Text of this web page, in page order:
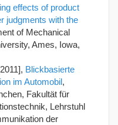
effects of product
judgments with the
of Mechanical
Ames, Iowa,
Blickbasierte
im Automobil,
Fakultät für
Lehrstuhl
der